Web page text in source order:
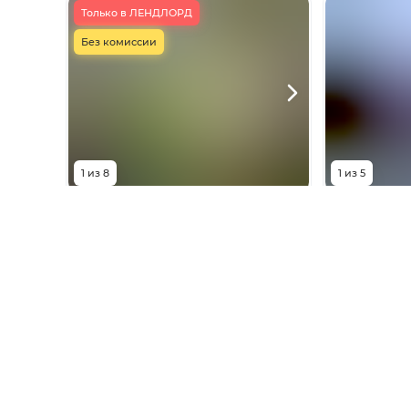
1 из 8
Только в ЛЕНДЛОРД
Без комиссии
1 из 5